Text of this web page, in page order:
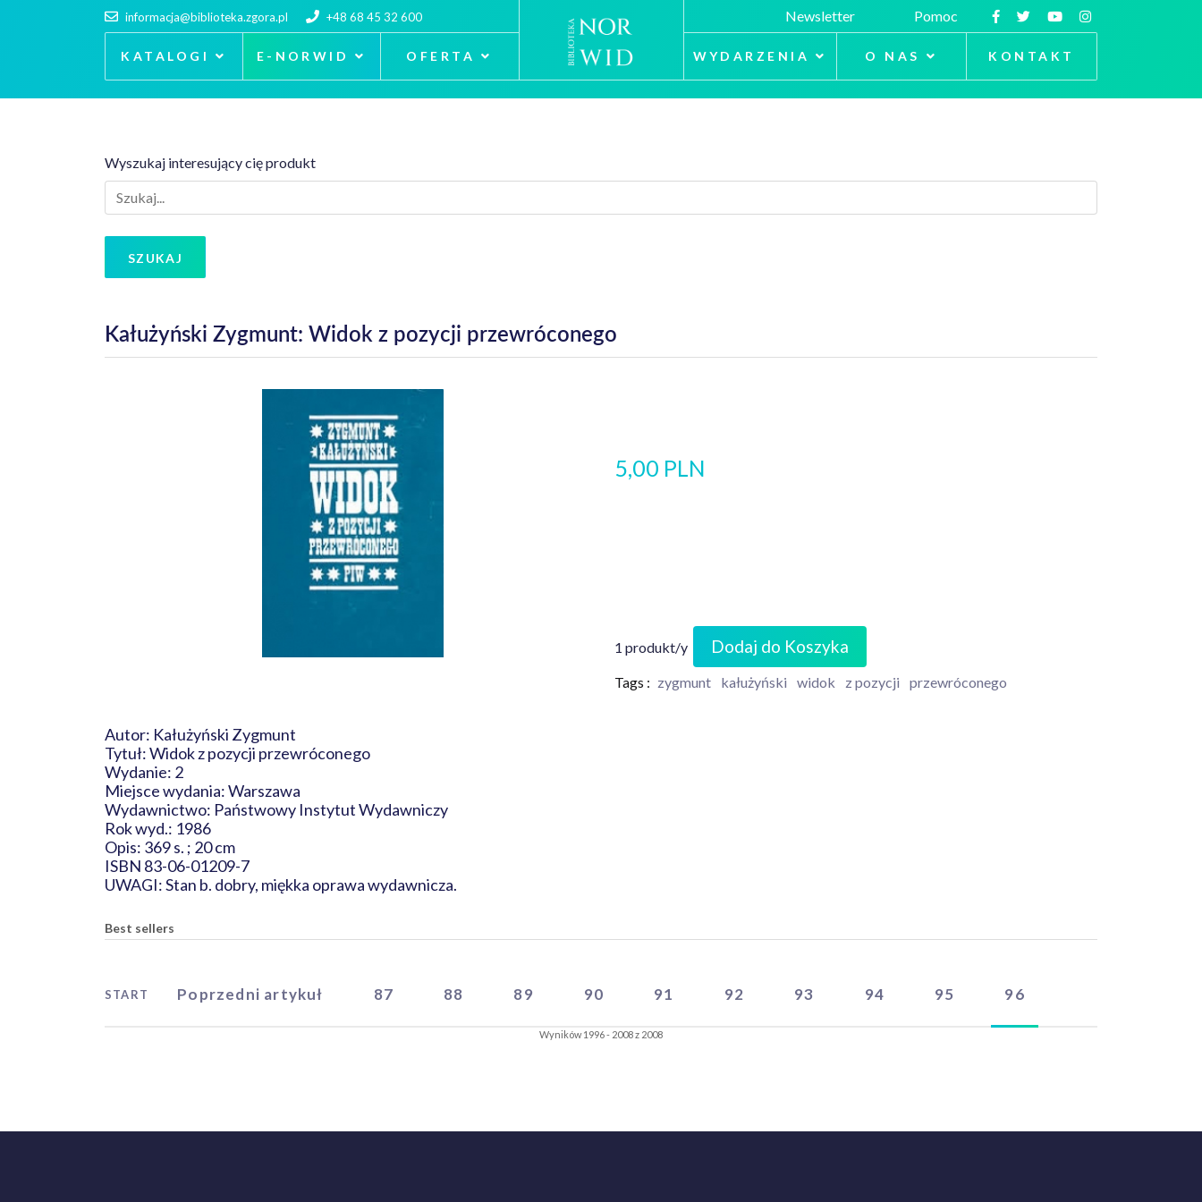
informacja@biblioteka.zgora.pl +48 68 45 32 600
KATALOGI E-NORWID OFERTA
Newsletter Pomoc
WYDARZENIA O NAS KONTAKT
Wyszukaj interesujący cię produkt
SZUKAJ
Kałużyński Zygmunt: Widok z pozycji przewróconego
5,00 PLN
1 produkt/y Dodaj do Koszyka
Tags : zygmunt kałużyński widok z pozycji przewróconego
Autor: Kałużyński Zygmunt
Tytuł: Widok z pozycji przewróconego
Wydanie: 2
Miejsce wydania: Warszawa
Wydawnictwo: Państwowy Instytut Wydawniczy
Rok wyd.: 1986
Opis: 369 s. ; 20 cm
ISBN 83-06-01209-7
UWAGI: Stan b. dobry, miękka oprawa wydawnicza.
Best sellers
START Poprzedni artykuł 87 88 89 90 91 92 93 94 95 96
Wyników 1996 - 2008 z 2008